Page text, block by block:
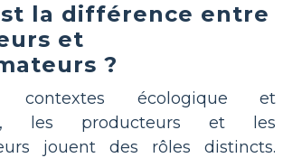
la différence entre
et
?
écologique et
les producteurs et les
jouent des rôles distincts.